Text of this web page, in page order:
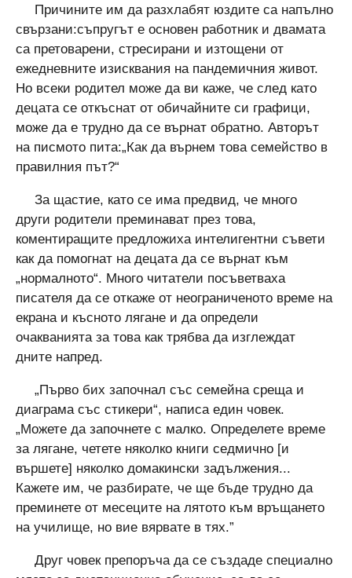
Причините им да разхлабят юздите са напълно
свързани:съпругът е основен работник и двамата
са претоварени, стресирани и изтощени от
ежедневните изисквания на пандемичния живот.
Но всеки родител може да ви каже, че след като
децата се откъснат от обичайните си графици,
може да е трудно да се върнат обратно. Авторът
на писмото пита:„Как да върнем това семейство в
правилния път?“
За щастие, като се има предвид, че много
други родители преминават през това,
коментиращите предложиха интелигентни съвети
как да помогнат на децата да се върнат към
„нормалното“. Много читатели посъветваха
писателя да се откаже от неограниченото време на
екрана и късното лягане и да определи
очакванията за това как трябва да изглеждат
дните напред.
„Първо бих започнал със семейна среща и
диаграма със стикери“, написа един човек.
„Можете да започнете с малко. Определете време
за лягане, четете няколко книги седмично [и
вършете] няколко домакински задължения...
Кажете им, че разбирате, че ще бъде трудно да
преминете от месеците на лятото към връщането
на училище, но вие вярвате в тях.”
Друг човек препоръча да се създаде специално